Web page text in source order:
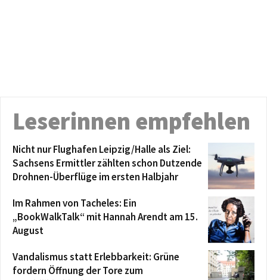
Leserinnen empfehlen
Nicht nur Flughafen Leipzig/Halle als Ziel:
Sachsens Ermittler zählten schon Dutzende
Drohnen-Überflüge im ersten Halbjahr
Im Rahmen von Tacheles: Ein
„BookWalkTalk“ mit Hannah Arendt am 15.
August
Vandalismus statt Erlebbarkeit: Grüne
fordern Öffnung der Tore zum